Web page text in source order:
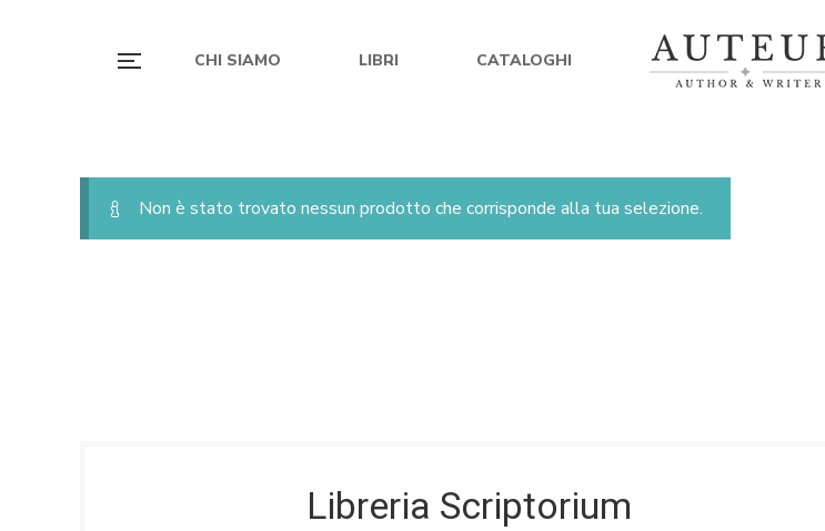
CHI SIAMO LIBRI CATALOGHI
Non è stato trovato nessun prodotto che corrisponde alla tua selezione.
Libreria Scriptorium